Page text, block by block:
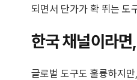
되면서 단가가 확 뛰는 도
한국 채널이라
글로벌 도구도 훌륭하지